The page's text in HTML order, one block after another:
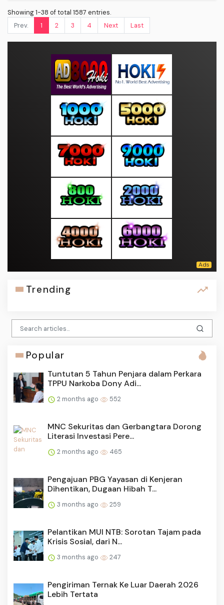
Showing 1-38 of total 1587 entries.
Prev.
1 2 3 4 Next Last
Trending
Popular
Tuntutan 5 Tahun Penjara dalam Perkara
TPPU Narkoba Dony Adi...
2 months ago 552
MNC Sekuritas dan Gerbangtara Dorong
Literasi Investasi Pere...
2 months ago 465
Pengajuan PBG Yayasan di Kenjeran
Dihentikan, Dugaan Hibah T...
3 months ago 259
Pelantikan MUI NTB: Sorotan Tajam pada
Krisis Sosial, dari N...
3 months ago 247
Pengiriman Ternak Ke Luar Daerah 2026
Lebih Tertata